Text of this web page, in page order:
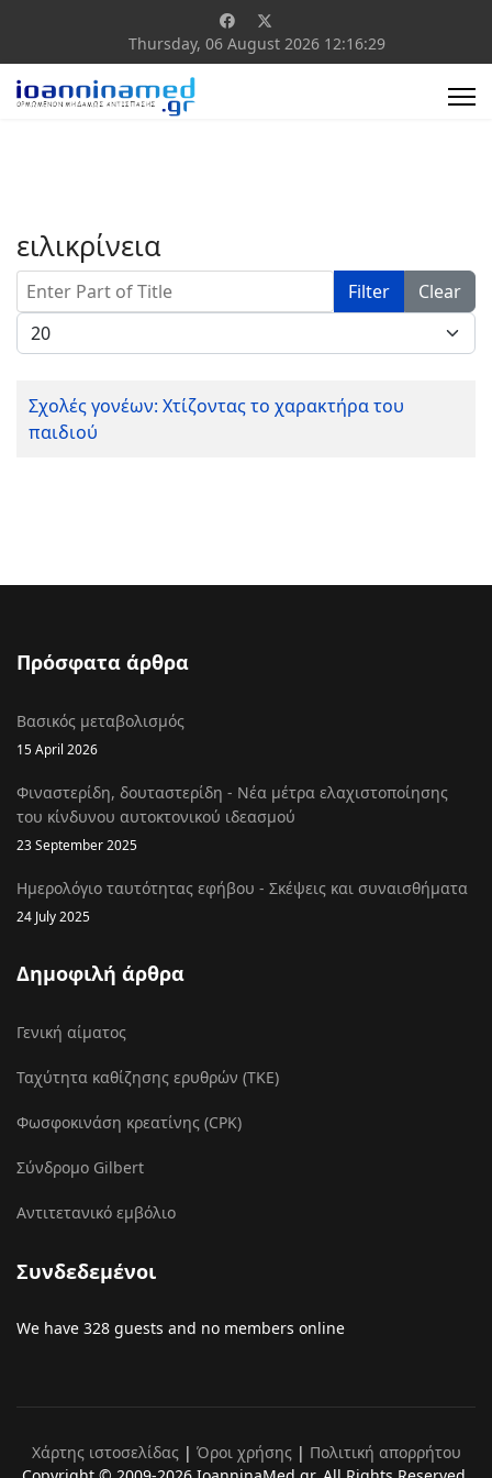
Thursday, 06 August 2026 12:16:29
ειλικρίνεια
Enter Part of Title Filter
Clear
Display #
Σχολές γονέων: Χτίζοντας το χαρακτήρα του
παιδιού
Πρόσφατα άρθρα
Βασικός μεταβολισμός
15 April 2026
Φιναστερίδη, δουταστερίδη - Νέα μέτρα ελαχιστοποίησης
του κίνδυνου αυτοκτονικού ιδεασμού
23 September 2025
Ημερολόγιο ταυτότητας εφήβου - Σκέψεις και συναισθήματα
24 July 2025
Δημοφιλή άρθρα
Γενική αίματος
Ταχύτητα καθίζησης ερυθρών (ΤΚΕ)
Φωσφοκινάση κρεατίνης (CPK)
Σύνδρομο Gilbert
Αντιτετανικό εμβόλιο
Συνδεδεμένοι
We have 328 guests and no members online
Χάρτης ιστοσελίδας| Όροι χρήσης| Πολιτική απορρήτου